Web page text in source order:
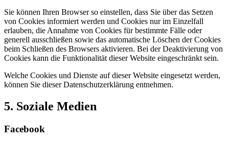
Sie können Ihren Browser so einstellen, dass Sie über das Setzen
von Cookies informiert werden und Cookies nur im Einzelfall
erlauben, die Annahme von Cookies für bestimmte Fälle oder
generell ausschließen sowie das automatische Löschen der Cookies
beim Schließen des Browsers aktivieren. Bei der Deaktivierung von
Cookies kann die Funktionalität dieser Website eingeschränkt sein.
Welche Cookies und Dienste auf dieser Website eingesetzt werden,
können Sie dieser Datenschutzerklärung entnehmen.
5. Soziale Medien
Facebook